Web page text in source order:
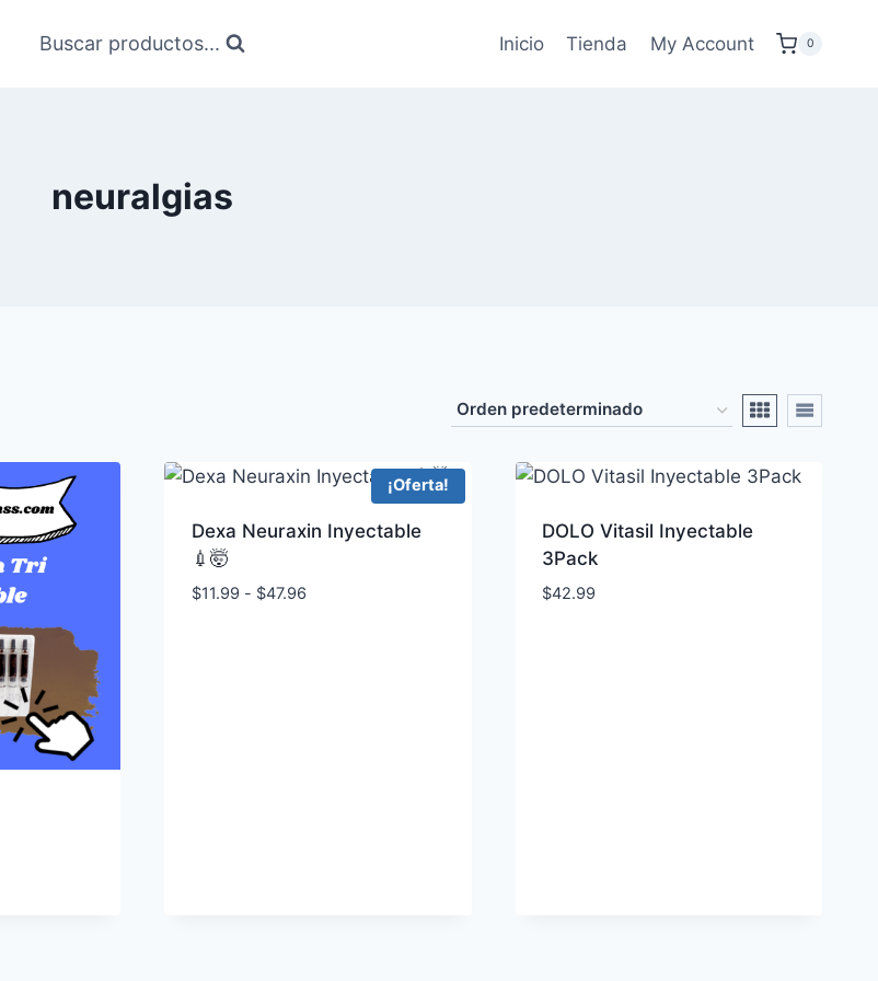
Buscar productos... Inicio Tienda My Account 0
neuralgias
¡Oferta!
Dexa Neuraxin Inyectable
💉🤯
$11.99 - $47.96Rango
DOLO Vitasil Inyectable
3Pack
$42.99